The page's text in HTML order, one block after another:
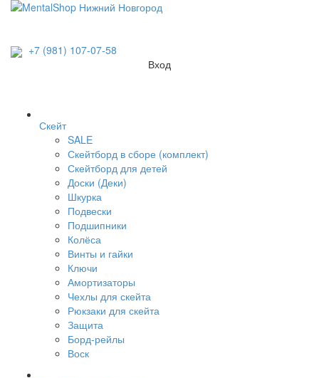
+7 (981) 107-07-58
Вход
Скейт
SALE
Скейтборд в сборе (комплект)
Скейтборд для детей
Доски (Деки)
Шкурка
Подвески
Подшипники
Колёса
Винты и гайки
Ключи
Амортизаторы
Чехлы для скейта
Рюкзаки для скейта
Защита
Борд-рейлы
Воск